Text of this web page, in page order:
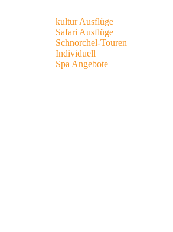
kultur Ausflüge
Safari Ausflüge
Schnorchel-Touren
Individuell
Spa Angebote